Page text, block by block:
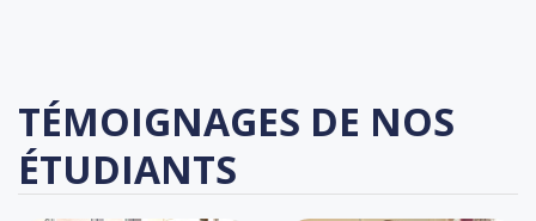
TÉMOIGNAGES DE NOS
ÉTUDIANTS